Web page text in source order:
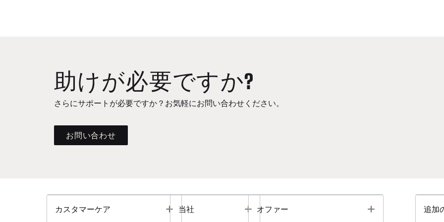
助けが必要ですか?
さらにサポートが必要ですか？お気軽にお問い合わせください。
お問い合わせ
カスタマーケア Toggle
当社 Toggle
オファー Toggle 追加